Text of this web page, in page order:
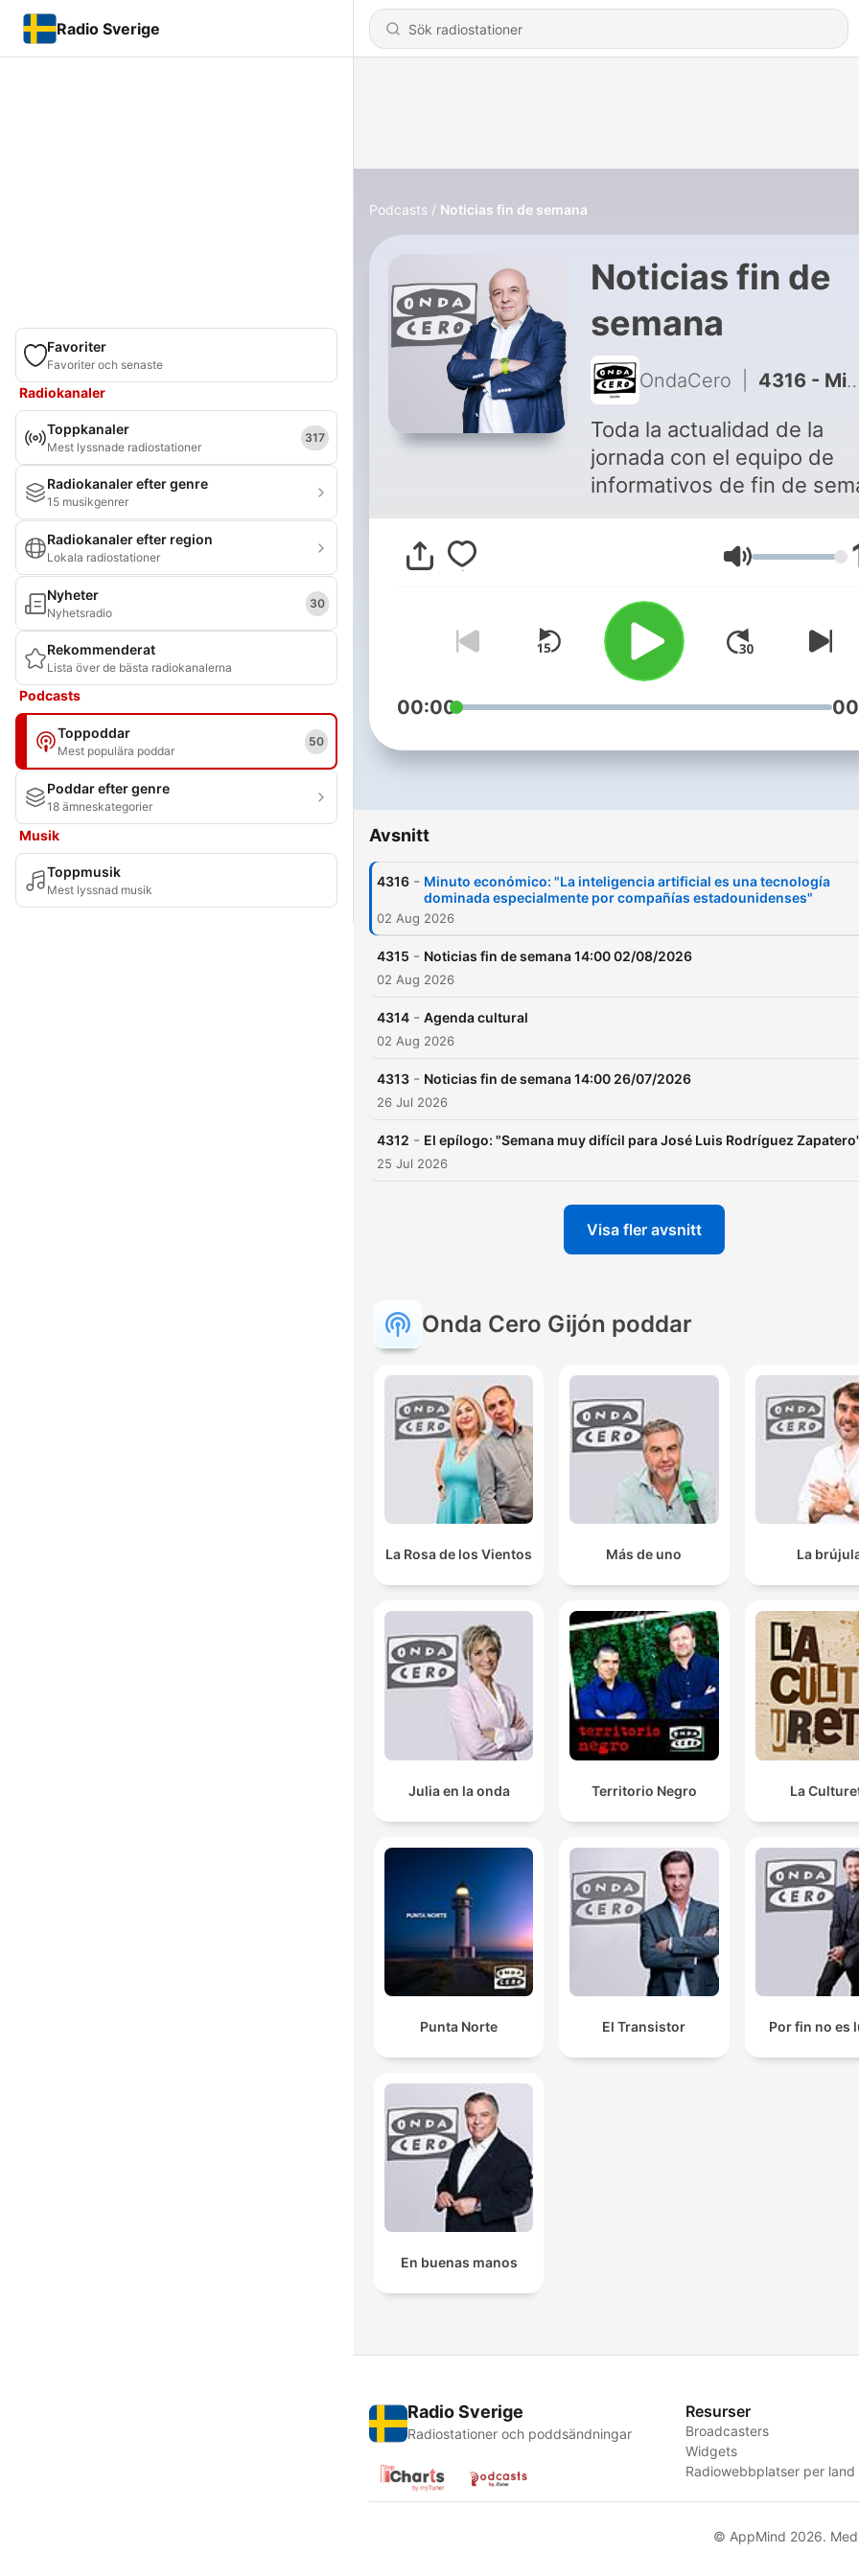
Radio Sverige
Favoriter
Favoriter och senaste
Radiokanaler
Toppkanaler
Mest lyssnade radiostationer
317
Radiokanaler efter genre
15 musikgenrer
Radiokanaler efter region
Lokala radiostationer
Nyheter
Nyhetsradio
30
Rekommenderat
Lista över de bästa radiokanalerna
Podcasts
Toppoddar
Mest populära poddar
50
Poddar efter genre
18 ämneskategorier
Musik
Toppmusik
Mest lyssnad musik
Podcasts Noticias fin de semana
Noticias fin de
semana
OndaCero 4316 - Minuto económico: "La inteligencia artificial es una tecnología dominada especialmente por compañías estadounidenses"
Toda la actualidad de la
jornada con el equipo de
informativos de fin de
de Onda Cero.
Volym
00:00
Avsnitt
4316 - Minuto económico: "La inteligencia artificial es una tecnología
dominada especialmente por compañías estadounidenses"
02 Aug 2026
4315 - Noticias fin de semana 14:00 02/08/2026
02 Aug 2026
4314 - Agenda cultural
02 Aug 2026
4313 - Noticias fin de semana 14:00 26/07/2026
26 Jul 2026
4312 - El epílogo: "Semana muy difícil para José Luis Rodríguez
25 Jul 2026
Visa fler avsnitt
Onda Cero Gijón poddar
La Rosa de los Vientos Más de uno La
Julia en la onda Territorio Negro La
Punta Norte El Transistor Por fin no es
En buenas manos
Radio Sverige
Radiostationer och poddsändningar
Resurser
Broadcasters
Widgets
Radiowebbplatser per land
© AppMind 2026.